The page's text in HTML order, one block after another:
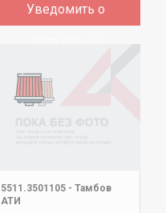
Уведомить о
5511.3501105 - Тамбов
АТИ